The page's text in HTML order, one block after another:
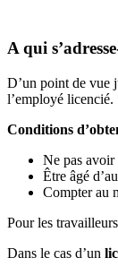
A qui
D’un point de vue
l’employé licencié.
Conditions
Ne pas
Être âgé
Compter au
Pour les
Dans le cas d’un